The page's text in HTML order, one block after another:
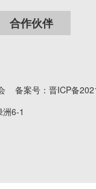
合作伙伴
备案号： 晋ICP备
6-1